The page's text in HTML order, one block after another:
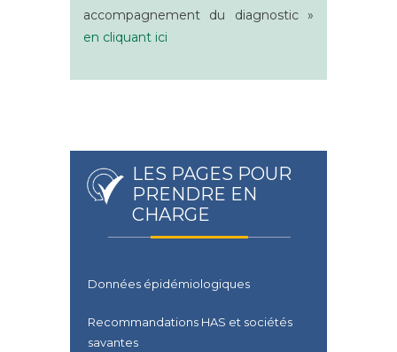
accompagnement du diagnostic »
en cliquant ici
LES PAGES POUR
PRENDRE EN
CHARGE
Données épidémiologiques
Recommandations HAS et sociétés
savantes